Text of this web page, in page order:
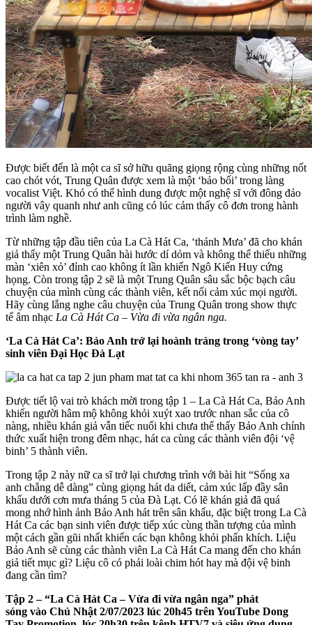
Được biết đến là một ca sĩ sở hữu quãng giọng rộng cùng những nốt
cao chót vót, Trung Quân được xem là một ‘bảo bối’ trong làng
vocalist Việt. Khó có thể hình dung được một nghệ sĩ với đông đảo
người vây quanh như anh cũng có lúc cảm thấy cô đơn trong hành
trình làm nghề.
Từ những tập đầu tiên của La Cà Hát Ca, ‘thánh Mưa’ đã cho khán
giả thấy một Trung Quân hài hước dí dỏm và không thể thiếu những
màn ‘xiên xỏ’ đỉnh cao không ít lần khiến Ngô Kiến Huy cứng
họng. Còn trong tập 2 sẽ là một Trung Quân sâu sắc bộc bạch câu
chuyện của mình cùng các thành viên, kết nối cảm xúc mọi người.
Hãy cùng lắng nghe câu chuyện của Trung Quân trong show thực
tế âm nhạc La Cà Hát Ca – Vừa đi vừa ngân nga.
‘La Cà Hát Ca’: Bảo Anh trở lại hoành tráng trong ‘vòng tay’
sinh viên Đại Học Đà Lạt
Được tiết lộ vai trò khách mời trong tập 1 – La Cà Hát Ca, Bảo Anh
khiến người hâm mộ không khỏi xuýt xao trước nhan sắc của cô
nàng, nhiều khán giả vẫn tiếc nuối khi chưa thể thấy Bảo Anh chính
thức xuất hiện trong đêm nhạc, hát ca cùng các thành viên đội ‘vệ
binh’ 5 thành viên.
Trong tập 2 này nữ ca sĩ trở lại chương trình với bài hit “Sống xa
anh chẳng dễ dàng” cùng giọng hát da diết, cảm xúc lấp đầy sân
khấu dưới cơn mưa tháng 5 của Đà Lạt. Có lẽ khán giả đã quá
mong nhớ hình ảnh Bảo Anh hát trên sân khấu, đặc biệt trong La Cà
Hát Ca các bạn sinh viên được tiếp xúc cùng thần tượng của mình
một cách gần gũi nhất khiến các bạn không khỏi phấn khích. Liệu
Bảo Anh sẽ cùng các thành viên La Cà Hát Ca mang đến cho khán
giả tiết mục gì? Liệu cô có phải loài chim hót hay mà đội vệ binh
đang cần tìm?
Tập 2 –“La Cà Hát Ca – Vừa đi vừa ngân nga” phát
sóng vào Chủ Nhật 2/07/2023 lúc 20h45 trên YouTube Dong